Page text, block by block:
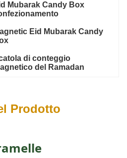
Mubarak Candy Box
Eid Mubarak Candy
di conteggio
del Ramadan
Prodotto